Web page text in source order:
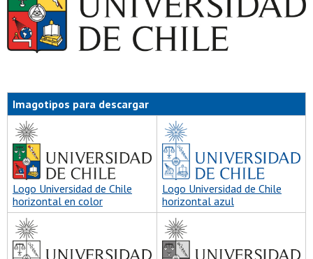
Imagotipos para descargar
Logo Universidad de Chile
horizontal en color
Logo Universidad de Chile
horizontal azul